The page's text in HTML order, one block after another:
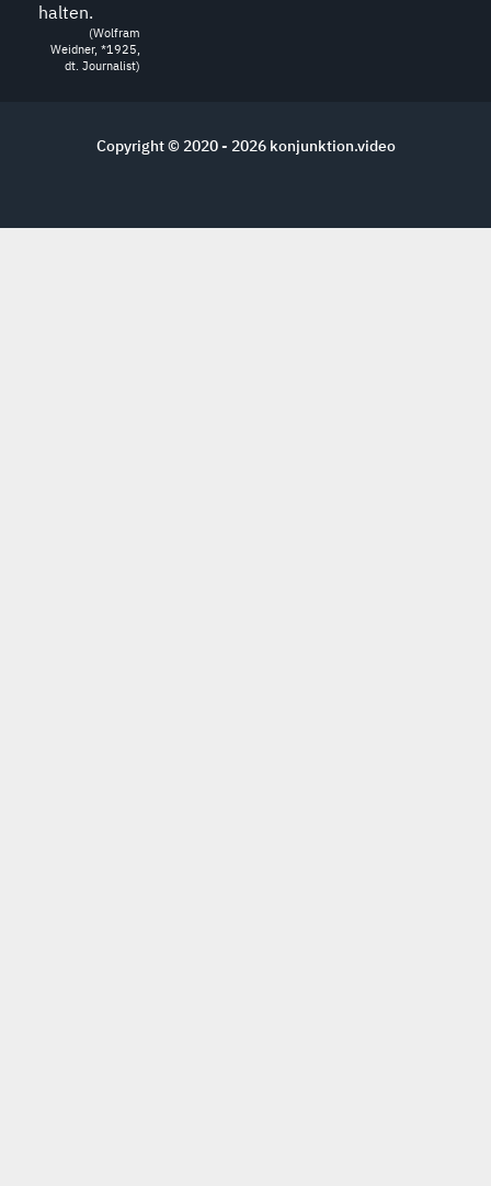
halten.
(Wolfram
Weidner, *1925,
dt. Journalist)
Copyright © 2020 - 2026 konjunktion.video